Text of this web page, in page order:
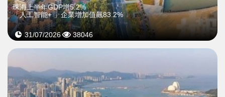
珠海上半年GDP增5.2%
「人工智能+ 」企業增加值飆83.2%
31/07/2026 38046